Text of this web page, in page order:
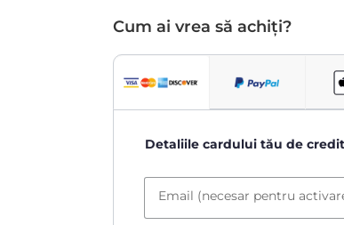
Cum ai vrea să achiți?
Detaliile cardului tău de credit
Email (necesar pentru